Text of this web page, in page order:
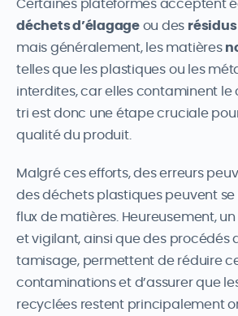
Certaines plateformes acceptent
déchets d’élagageou des résidus
mais généralement, les matières
telles que les plastiques ou les
interdites, car elles contaminent le
tri est donc une étape cruciale
qualité du produit.
Malgré ces efforts, des erreurs
des déchets plastiques peuvent
flux de matières. Heureusement,
et vigilant, ainsi que des procédés
tamisage, permettent de réduire
contaminations et d’assurer que
recyclées restent principalement